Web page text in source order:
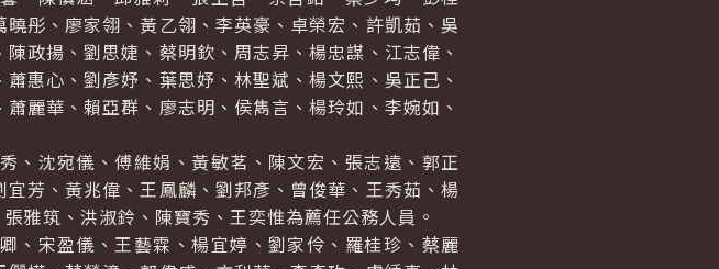
彤、廖家翎、黃乙翎、李英豪、卓榮宏、許凱茹、吳
政揚、劉思婕、蔡明欽、周志昇、楊忠謀、江志偉、
惠心、劉彥妤、葉思妤、林聖斌、楊文熙、吳正己、
麗華、賴亞群、廖志明、侯雋言、楊玲如、李婉如、
沈宛儀、傅維娟、黃敏茗、陳文宏、張志遠、郭正
芳、黃兆偉、王鳳麟、劉邦彥、曾俊華、王秀茹、楊
雅筑、洪淑鈴、陳寶秀、王奕惟為薦任公務人員。
宋盈儀、王藝霖、楊宜婷、劉家伶、羅桂珍、蔡麗